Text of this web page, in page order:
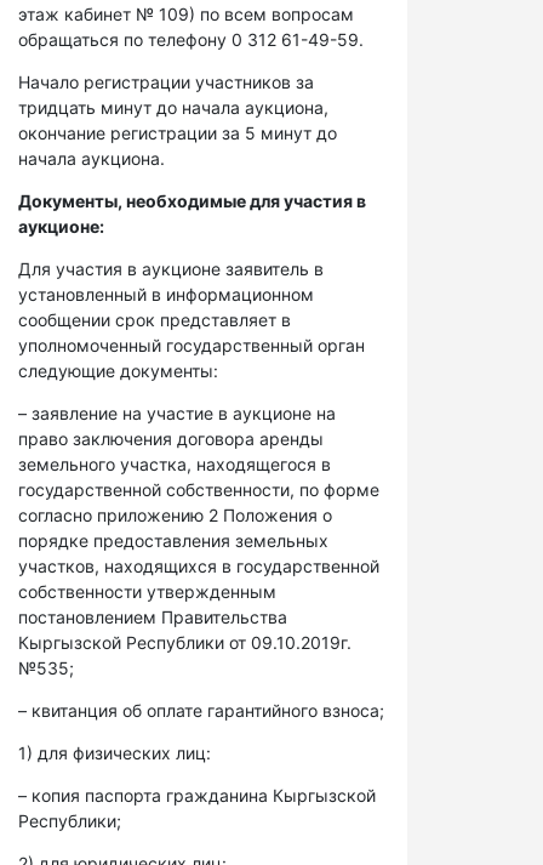
этаж кабинет № 109) по всем вопросам
обращаться по телефону 0 312 61-49-59.
Начало регистрации участников за
тридцать минут до начала аукциона,
окончание регистрации за 5 минут до
начала аукциона.
Документы, необходимые для участия в
аукционе:
Для участия в аукционе заявитель в
установленный в информационном
сообщении срок представляет в
уполномоченный государственный орган
следующие документы:
– заявление на участие в аукционе на
право заключения договора аренды
земельного участка, находящегося в
государственной собственности, по форме
согласно приложению 2 Положения о
порядке предоставления земельных
участков, находящихся в государственной
собственности утвержденным
постановлением Правительства
Кыргызской Республики от 09.10.2019г.
№535;
– квитанция об оплате гарантийного взноса;
1) для физических лиц:
– копия паспорта гражданина Кыргызской
Республики;